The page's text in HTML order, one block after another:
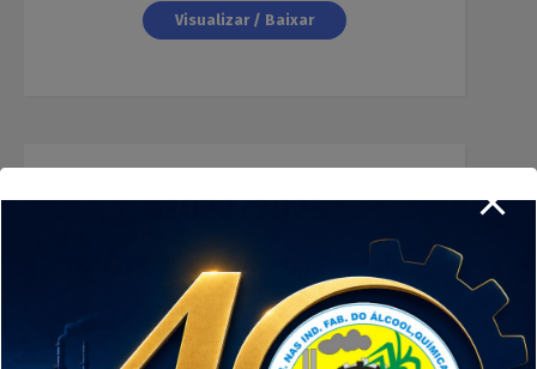
Visualizar / Baixar
2022/2023
BOLETIM INFORMATIVO SETOR QUÍMICO
Visualizar / Baixar